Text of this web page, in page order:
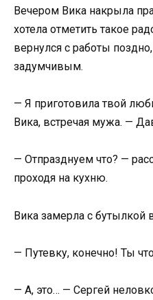
Вечером Вика накрыла
хотела отметить такое
вернулся с работы
задумчивым.
— Я приготовила твой
Вика, встречая мужа. —
— Отпразднуем что? —
проходя на кухню.
Вика замерла с бутылкой
— Путевку, конечно! Ты
— А, это… — Сергей